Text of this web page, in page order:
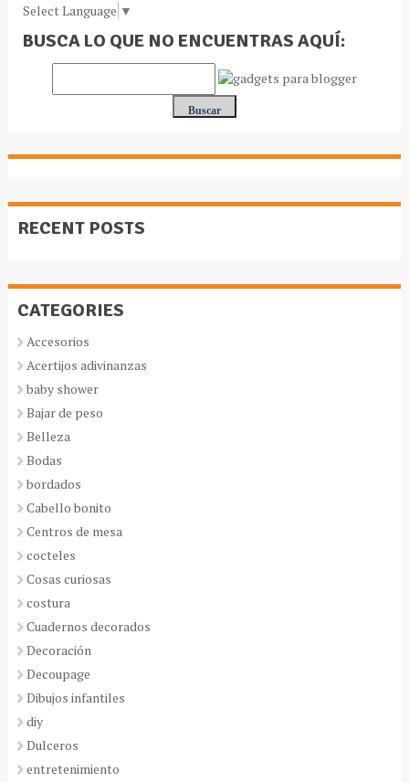
Select Language ▼
BUSCA LO QUE NO ENCUENTRAS AQUÍ:
RECENT POSTS
CATEGORIES
Accesorios
Acertijos adivinanzas
baby shower
Bajar de peso
Belleza
Bodas
bordados
Cabello bonito
Centros de mesa
cocteles
Cosas curiosas
costura
Cuadernos decorados
Decoración
Decoupage
Dibujos infantiles
diy
Dulceros
entretenimiento